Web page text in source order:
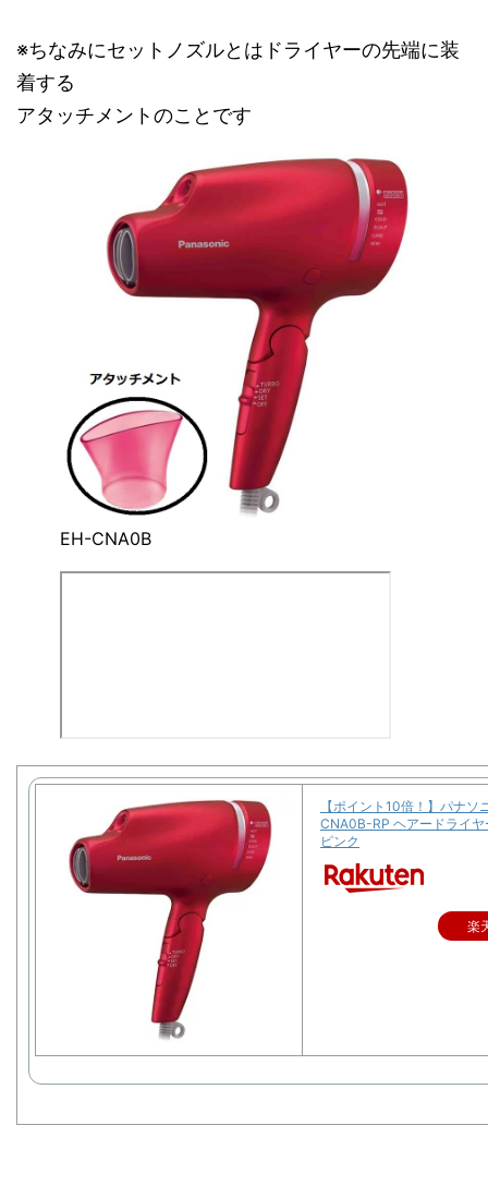
※ちなみにセットノズルとはドライヤーの先端に装
着する
アタッチメントのことです
EH-CNA0B
【ポイント10倍！】パナソ
CNA0B-RP ヘアードライヤ
ピンク
楽